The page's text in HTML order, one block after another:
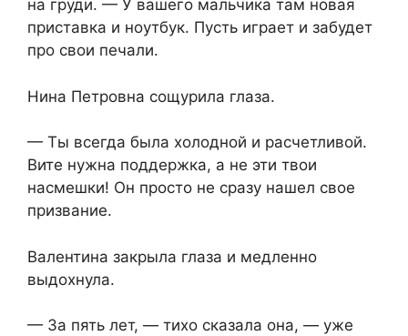
на груди. — У вашего мальчика там новая
приставка и ноутбук. Пусть играет и забудет
про свои печали.
Нина Петровна сощурила глаза.
— Ты всегда была холодной и расчетливой.
Вите нужна поддержка, а не эти твои
насмешки! Он просто не сразу нашел свое
призвание.
Валентина закрыла глаза и медленно
выдохнула.
— За пять лет, — тихо сказала она, — уже